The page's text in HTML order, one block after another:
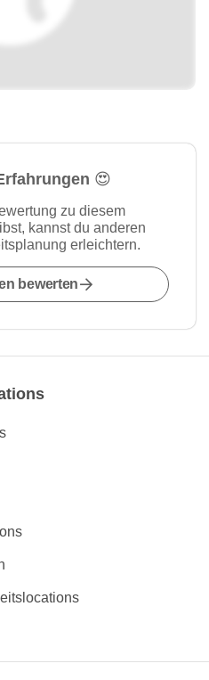
😍
zu diesem
kannst du anderen
erleichtern.
bewerten